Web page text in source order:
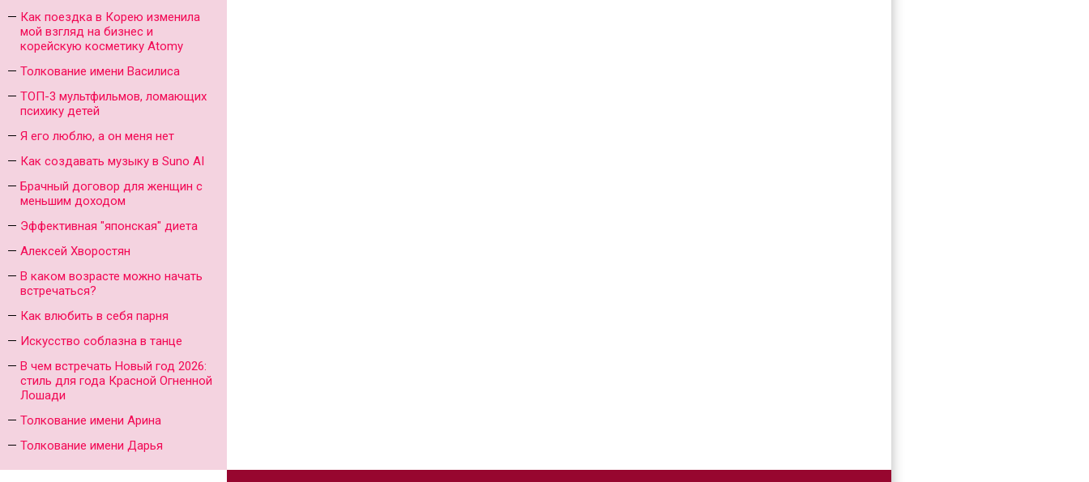
Как поездка в Корею изменила
мой взгляд на бизнес и
корейскую косметику Atomy
Толкование имени Василиса
ТОП-3 мультфильмов, ломающих
психику детей
Я его люблю, а он меня нет
Как создавать музыку в Suno AI
Брачный договор для женщин с
меньшим доходом
Эффективная "японская" диета
Алексей Хворостян
В каком возрасте можно начать
встречаться?
Как влюбить в себя парня
Искусство соблазна в танце
В чем встречать Новый год 2026:
стиль для года Красной Огненной
Лошади
Толкование имени Арина
Толкование имени Дарья